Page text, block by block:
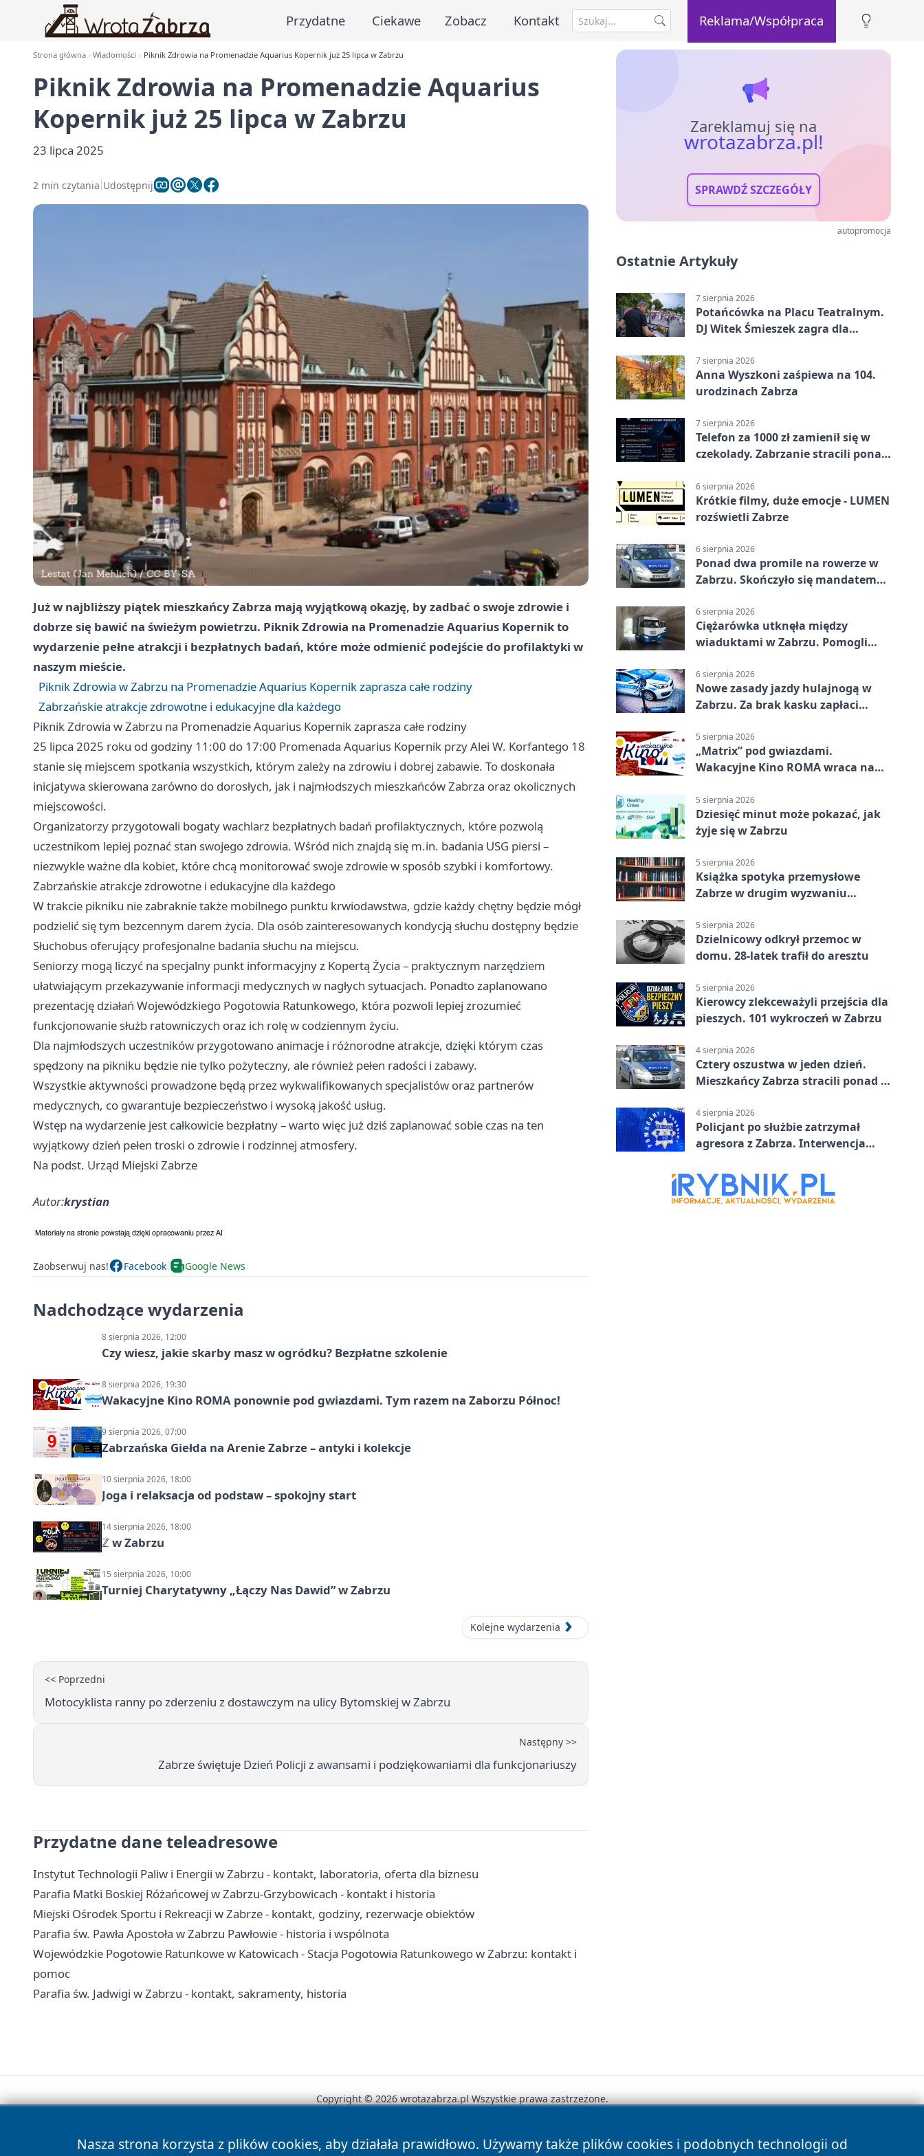
Przydatne Ciekawe Zobacz Kontakt Reklama/Współpraca
Strona główna Wiadomości Piknik Zdrowia na Promenadzie Aquarius Kopernik już 25 lipca w Zabrzu
Piknik Zdrowia na Promenadzie Aquarius
Kopernik już 25 lipca w Zabrzu
23 lipca 2025
2 min czytania Udostępnij
Już w najbliższy piątek mieszkańcy Zabrza mają wyjątkową okazję, by zadbać o swoje zdrowie i
dobrze się bawić na świeżym powietrzu. Piknik Zdrowia na Promenadzie Aquarius Kopernik to
wydarzenie pełne atrakcji i bezpłatnych badań, które może odmienić podejście do profilaktyki w
naszym mieście.
Piknik Zdrowia w Zabrzu na Promenadzie Aquarius Kopernik zaprasza całe rodziny
Zabrzańskie atrakcje zdrowotne i edukacyjne dla każdego
Piknik Zdrowia w Zabrzu na Promenadzie Aquarius Kopernik zaprasza całe rodziny
25 lipca 2025 roku od godziny 11:00 do 17:00 Promenada Aquarius Kopernik przy Alei W. Korfantego 18
stanie się miejscem spotkania wszystkich, którym zależy na zdrowiu i dobrej zabawie. To doskonała
inicjatywa skierowana zarówno do dorosłych, jak i najmłodszych mieszkańców Zabrza oraz okolicznych
miejscowości.
Organizatorzy przygotowali bogaty wachlarz bezpłatnych badań profilaktycznych, które pozwolą
uczestnikom lepiej poznać stan swojego zdrowia. Wśród nich znajdą się m.in. badania USG piersi –
niezwykle ważne dla kobiet, które chcą monitorować swoje zdrowie w sposób szybki i komfortowy.
Zabrzańskie atrakcje zdrowotne i edukacyjne dla każdego
W trakcie pikniku nie zabraknie także mobilnego punktu krwiodawstwa, gdzie każdy chętny będzie mógł
podzielić się tym bezcennym darem życia. Dla osób zainteresowanych kondycją słuchu dostępny będzie
Słuchobus oferujący profesjonalne badania słuchu na miejscu.
Seniorzy mogą liczyć na specjalny punkt informacyjny z Kopertą Życia – praktycznym narzędziem
ułatwiającym przekazywanie informacji medycznych w nagłych sytuacjach. Ponadto zaplanowano
prezentację działań Wojewódzkiego Pogotowia Ratunkowego, która pozwoli lepiej zrozumieć
funkcjonowanie służb ratowniczych oraz ich rolę w codziennym życiu.
Dla najmłodszych uczestników przygotowano animacje i różnorodne atrakcje, dzięki którym czas
spędzony na pikniku będzie nie tylko pożyteczny, ale również pełen radości i zabawy.
Wszystkie aktywności prowadzone będą przez wykwalifikowanych specjalistów oraz partnerów
medycznych, co gwarantuje bezpieczeństwo i wysoką jakość usług.
Wstęp na wydarzenie jest całkowicie bezpłatny – warto więc już dziś zaplanować sobie czas na ten
wyjątkowy dzień pełen troski o zdrowie i rodzinnej atmosfery.
Na podst. Urząd Miejski Zabrze
Autor:krystian
Zaobserwuj nas! Facebook Google News
Nadchodzące wydarzenia
8 sierpnia 2026, 12:00
Czy wiesz, jakie skarby masz w ogródku? Bezpłatne szkolenie
8 sierpnia 2026, 19:30
Wakacyjne Kino ROMA ponownie pod gwiazdami. Tym razem na Zaborzu Północ!
9 sierpnia 2026, 07:00
Zabrzańska Giełda na Arenie Zabrze – antyki i kolekcje
10 sierpnia 2026, 18:00
Joga i relaksacja od podstaw – spokojny start
14 sierpnia 2026, 18:00
ℤ w Zabrzu
15 sierpnia 2026, 10:00
Turniej Charytatywny „Łączy Nas Dawid” w Zabrzu
Kolejne wydarzenia
<< Poprzedni
Motocyklista ranny po zderzeniu z dostawczym na ulicy Bytomskiej w Zabrzu
Następny >>
Zabrze świętuje Dzień Policji z awansami i podziękowaniami dla funkcjonariuszy
Przydatne dane teleadresowe
Instytut Technologii Paliw i Energii w Zabrzu - kontakt, laboratoria, oferta dla biznesu
Parafia Matki Boskiej Różańcowej w Zabrzu-Grzybowicach - kontakt i historia
Miejski Ośrodek Sportu i Rekreacji w Zabrze - kontakt, godziny, rezerwacje obiektów
Parafia św. Pawła Apostoła w Zabrzu Pawłowie - historia i wspólnota
Wojewódzkie Pogotowie Ratunkowe w Katowicach - Stacja Pogotowia Ratunkowego w Zabrzu: kontakt i
pomoc
Parafia św. Jadwigi w Zabrzu - kontakt, sakramenty, historia
Zareklamuj się na
wrotazabrza.pl!
SPRAWDŹ SZCZEGÓŁY
autopromocja
Ostatnie Artykuły
7 sierpnia 2026
Potańcówka na Placu Teatralnym.
DJ Witek Śmieszek zagra dla
7 sierpnia 2026
Anna Wyszkoni zaśpiewa na 104.
urodzinach Zabrza
7 sierpnia 2026
Telefon za 1000 zł zamienił się w
czekolady. Zabrzanie stracili ponad
6 sierpnia 2026
Krótkie filmy, duże emocje - LUMEN
rozświetli Zabrze
6 sierpnia 2026
Ponad dwa promile na rowerze w
Zabrzu. Skończyło się mandatem
6 sierpnia 2026
Ciężarówka utknęła między
wiaduktami w Zabrzu. Pomogli
6 sierpnia 2026
Nowe zasady jazdy hulajnogą w
Zabrzu. Za brak kasku zapłaci
5 sierpnia 2026
„Matrix” pod gwiazdami.
Wakacyjne Kino ROMA wraca na
5 sierpnia 2026
Dziesięć minut może pokazać, jak
żyje się w Zabrzu
5 sierpnia 2026
Książka spotyka przemysłowe
Zabrze w drugim wyzwaniu
5 sierpnia 2026
Dzielnicowy odkrył przemoc w
domu. 28-latek trafił do aresztu
5 sierpnia 2026
Kierowcy zlekceważyli przejścia dla
pieszych. 101 wykroczeń w Zabrzu
4 sierpnia 2026
Cztery oszustwa w jeden dzień.
Mieszkańcy Zabrza stracili ponad 6
4 sierpnia 2026
Policjant po służbie zatrzymał
agresora z Zabrza. Interwencja
Nasza strona korzysta z plików cookies, aby działała prawidłowo. Używamy także plików cookies i podobnych technologii od
Copyright © 2026 wrotazabrza.pl Wszystkie prawa zastrzeżone.
News Autorzy Polityka Prywatności Polityka Cookies